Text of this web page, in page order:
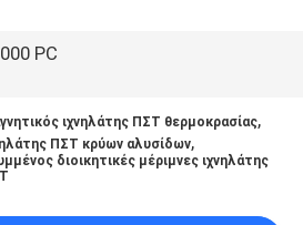
PC
ιχνηλάτης ΠΣΤ θερμοκρασίας,
ΠΣΤ κρύων αλυσίδων,
διοικητικές μέριμνες ιχνηλάτης